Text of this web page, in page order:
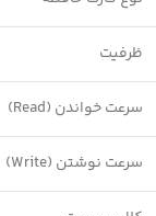
ظرفیت
سرعت خواندن (Read)
سرعت نوشتن (Write)